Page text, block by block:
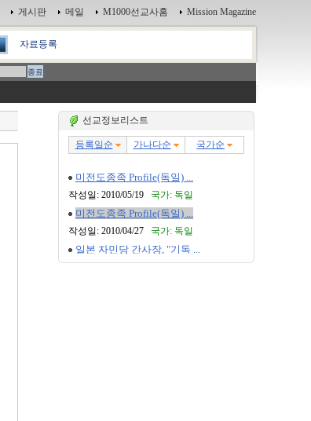
게시판 메일 M1000선교사홈 Mission Magazine
자료등록
선교정보리스트